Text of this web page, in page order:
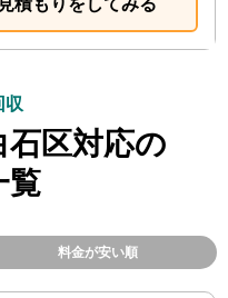
収
石区対応の
覧
料金が安い順